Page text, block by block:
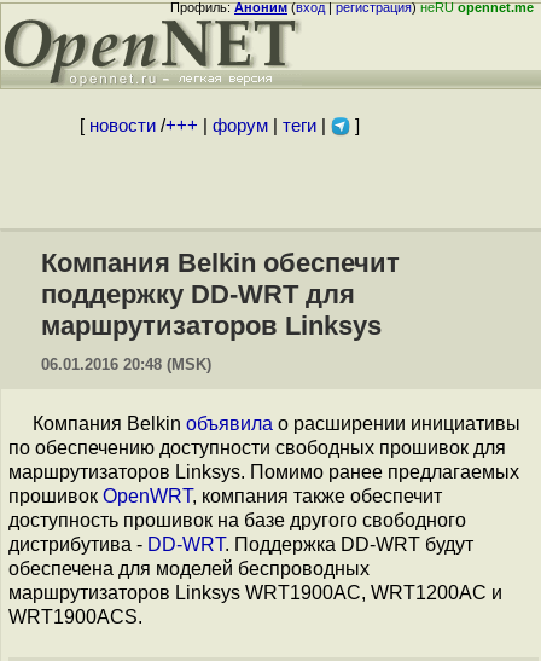
Профиль:Аноним(вход|регистрация)неRUopennet.me
[ новости/+++ форум| теги| ]
Компания Belkin обеспечит
поддержку DD-WRT для
маршрутизаторов Linksys
06.01.2016 20:48 (MSK)
Компания Belkin объявила о расширении инициативы
по обеспечению доступности свободных прошивок для
маршрутизаторов Linksys. Помимо ранее предлагаемых
прошивок OpenWRT, компания также обеспечит
доступность прошивок на базе другого свободного
дистрибутива - DD-WRT. Поддержка DD-WRT будут
обеспечена для моделей беспроводных
маршрутизаторов Linksys WRT1900AC, WRT1200AC и
WRT1900ACS.